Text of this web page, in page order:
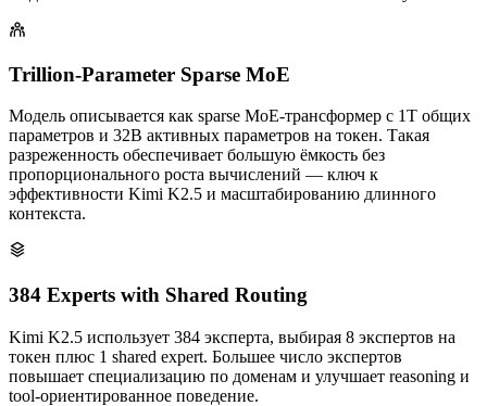
Trillion‑Parameter Sparse MoE
Модель описывается как sparse MoE‑трансформер с 1T общих
параметров и 32B активных параметров на токен. Такая
разреженность обеспечивает большую ёмкость без
пропорционального роста вычислений — ключ к
эффективности Kimi K2.5 и масштабированию длинного
контекста.
384 Experts with Shared Routing
Kimi K2.5 использует 384 эксперта, выбирая 8 экспертов на
токен плюс 1 shared expert. Большее число экспертов
повышает специализацию по доменам и улучшает reasoning и
tool‑ориентированное поведение.